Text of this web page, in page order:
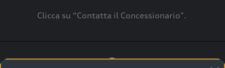
Clicca su “Contatta il Concessionario".
3